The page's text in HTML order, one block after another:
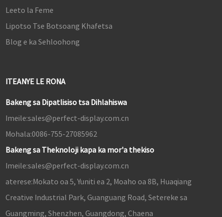
Leeto la Feme
Lipotso Tse Botsoang Khafetsa
Blog e ka Sehloohong
ITEANYE LE RONA
Bakeng sa Dipatlisiso tsa Dihlahiswa
Imeile:sales@perfect-display.com.cn
Mohala:0086-755-27085962
Bakeng sa Theknoloji kapa ka mor'a thekiso
Imeile:sales@perfect-display.com.cn
aterese:Mokato oa 5, Yuniti ea 2, Moaho oa 8B, Huaqiang
Creative Industrial Park, Guanguang Road, Setereke sa
Guangming, Shenzhen, Guangdong, Chaena